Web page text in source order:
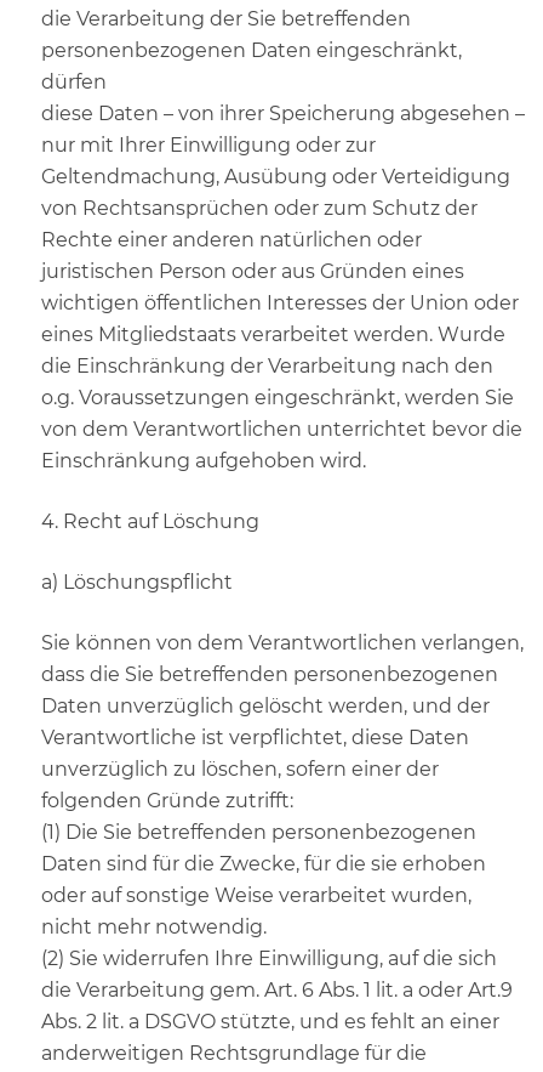
die Verarbeitung der Sie betreffenden
personenbezogenen Daten eingeschränkt,
dürfen
diese Daten – von ihrer Speicherung abgesehen –
nur mit Ihrer Einwilligung oder zur
Geltendmachung, Ausübung oder Verteidigung
von Rechtsansprüchen oder zum Schutz der
Rechte einer anderen natürlichen oder
juristischen Person oder aus Gründen eines
wichtigen öffentlichen Interesses der Union oder
eines Mitgliedstaats verarbeitet werden. Wurde
die Einschränkung der Verarbeitung nach den
o.g. Voraussetzungen eingeschränkt, werden Sie
von dem Verantwortlichen unterrichtet bevor die
Einschränkung aufgehoben wird.
4. Recht auf Löschung
a) Löschungspflicht
Sie können von dem Verantwortlichen verlangen,
dass die Sie betreffenden personenbezogenen
Daten unverzüglich gelöscht werden, und der
Verantwortliche ist verpflichtet, diese Daten
unverzüglich zu löschen, sofern einer der
folgenden Gründe zutrifft:
(1) Die Sie betreffenden personenbezogenen
Daten sind für die Zwecke, für die sie erhoben
oder auf sonstige Weise verarbeitet wurden,
nicht mehr notwendig.
(2) Sie widerrufen Ihre Einwilligung, auf die sich
die Verarbeitung gem. Art. 6 Abs. 1 lit. a oder Art.9
Abs. 2 lit. a DSGVO stützte, und es fehlt an einer
anderweitigen Rechtsgrundlage für die